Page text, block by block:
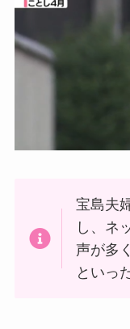
宝島夫
し、ネ
声が多
といっ